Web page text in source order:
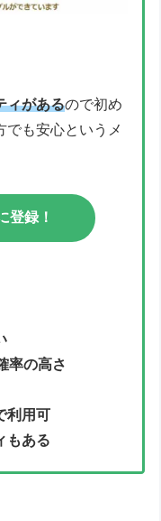
ィがあるので初め
でも安心というメ
登録！
率の高さ
利用可
もある